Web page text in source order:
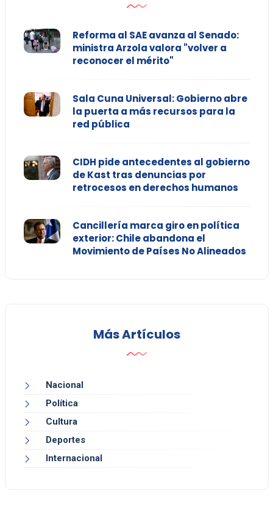
Reforma al SAE avanza al Senado:
ministra Arzola valora "volver a
reconocer el mérito"
Sala Cuna Universal: Gobierno abre
la puerta a más recursos para la
red pública
CIDH pide antecedentes al gobierno
de Kast tras denuncias por
retrocesos en derechos humanos
Cancillería marca giro en política
exterior: Chile abandona el
Movimiento de Países No Alineados
Más Artículos
Nacional
Política
Cultura
Deportes
Internacional